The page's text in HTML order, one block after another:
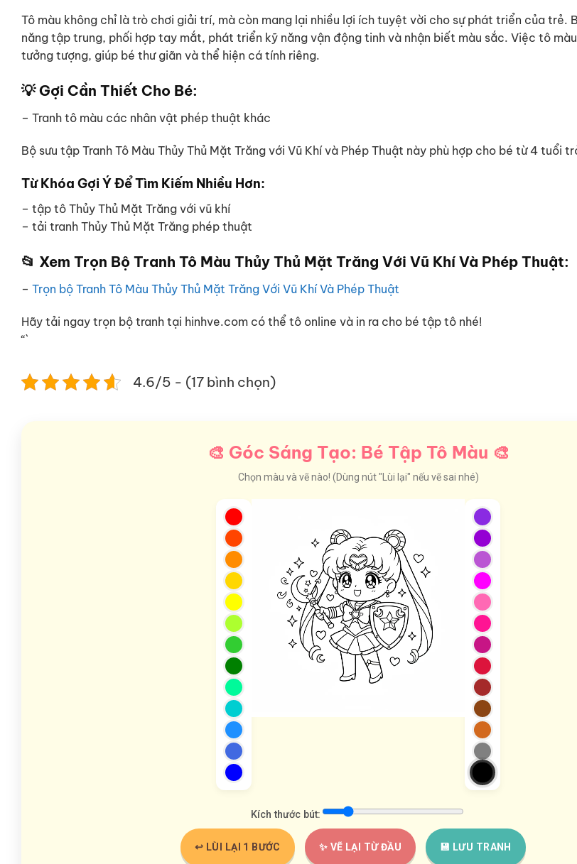
Tô màu không chỉ là trò chơi giải trí, mà còn mang lại nhiều lợi ích tuyệt vời cho sự phát triển của trẻ.
năng tập trung, phối hợp tay mắt, phát triển kỹ năng vận động tinh và nhận biết màu sắc. Việc tô
tưởng tượng, giúp bé thư giãn và thể hiện cá tính riêng.
💡 Gợi Cần Thiết Cho Bé:
– Tranh tô màu các nhân vật phép thuật khác
Bộ sưu tập Tranh Tô Màu Thủy Thủ Mặt Trăng với Vũ Khí và Phép Thuật này phù hợp cho bé từ 4 tuổi
Từ Khóa Gợi Ý Để Tìm Kiếm Nhiều Hơn:
– tập tô Thủy Thủ Mặt Trăng với vũ khí
– tải tranh Thủy Thủ Mặt Trăng phép thuật
📂 Xem Trọn Bộ Tranh Tô Màu Thủy Thủ Mặt Trăng Với Vũ Khí Và Phép Thuật:
– Trọn bộ Tranh Tô Màu Thủy Thủ Mặt Trăng Với Vũ Khí Và Phép Thuật
Hãy tải ngay trọn bộ tranh tại hinhve.com có thể tô online và in ra cho bé tập tô nhé!
“`
4.6/5 - (17 bình chọn)
🎨 Góc Sáng Tạo: Bé Tập Tô Màu 🎨
Chọn màu và vẽ nào! (Dùng nút "Lùi lại" nếu vẽ sai nhé)
Kích thước bút:
↩️ LÙI LẠI 1 BƯỚC ✨ VẼ LẠI TỪ ĐẦU 💾 LƯU TRANH